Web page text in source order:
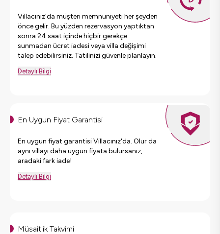
Villacınız'da müşteri memnuniyeti her şeyden
önce gelir. Bu yüzden rezervasyon yaptıktan
sonra 24 saat içinde hiçbir gerekçe
sunmadan ücret iadesi veya villa değişimi
talep edebilirsiniz. Tatilinizi güvenle planlayın.
Detaylı Bilgi
En Uygun Fiyat Garantisi
En uygun fiyat garantisi Villacınız'da. Olur da
aynı villayı daha uygun fiyata bulursanız,
aradaki fark iade!
Detaylı Bilgi
Müsaitlik Takvimi